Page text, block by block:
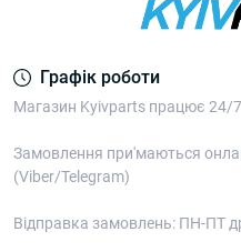
Графік роботи
Магазин Kyivparts працює 24/7
Замовлення при'маються
(Viber/Telegram)
Відправка замовлень: ПН-ПТ